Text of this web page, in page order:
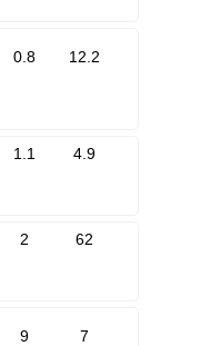
0.8 12.2
1.1 4.9
2 62
9 7